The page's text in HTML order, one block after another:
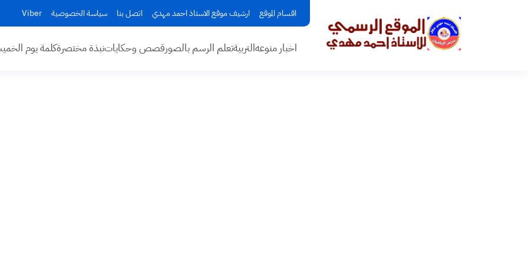
اقسام الموقع ارشيف موقع الاستاذ احمد مهدي اتصل بنا سياسة الخصوصية Viber
اخبار منوعهالتربيةتعلم الرسم بالصورقصص وحكاياتنبذة مختصرةكلمة يوم